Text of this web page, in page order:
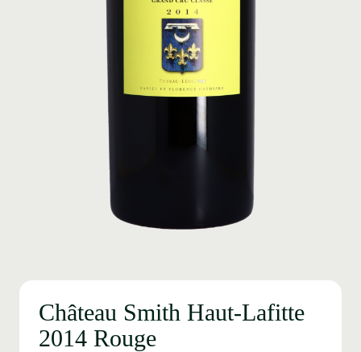
Château Smith Haut-Lafitte
2014 Rouge